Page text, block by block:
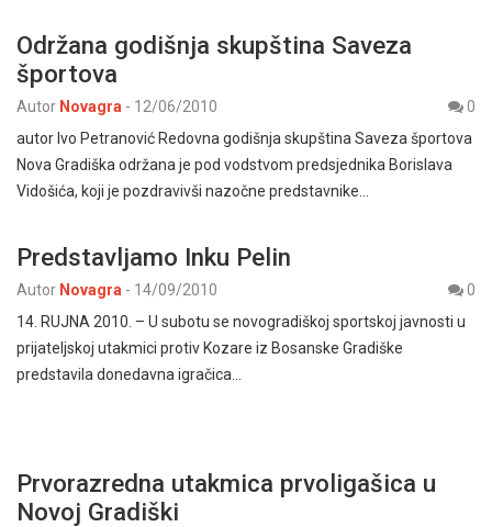
Održana godišnja skupština Saveza
športova
Autor Novagra - 12/06/2010
0
autor Ivo Petranović Redovna godišnja skupština Saveza športova
Nova Gradiška održana je pod vodstvom predsjednika Borislava
Vidošića, koji je pozdravivši nazočne predstavnike…
Predstavljamo Inku Pelin
Autor Novagra - 14/09/2010
0
14. RUJNA 2010. – U subotu se novogradiškoj sportskoj javnosti u
prijateljskoj utakmici protiv Kozare iz Bosanske Gradiške
predstavila donedavna igračica…
Prvorazredna utakmica prvoligašica u
Novoj Gradiški